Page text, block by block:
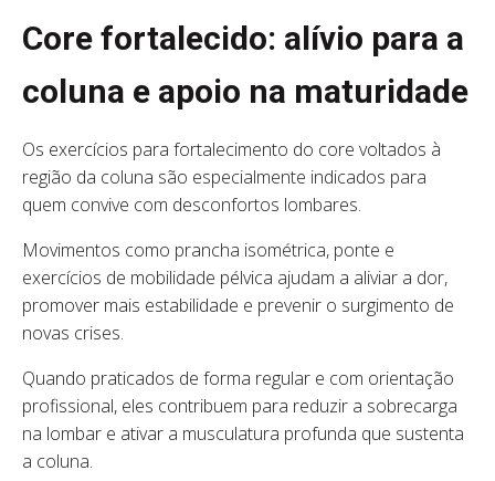
Core fortalecido: alívio para a
coluna e apoio na maturidade
Os exercícios para fortalecimento do core voltados à
região da coluna são especialmente indicados para
quem convive com desconfortos lombares.
Movimentos como prancha isométrica, ponte e
exercícios de mobilidade pélvica ajudam a aliviar a dor,
promover mais estabilidade e prevenir o surgimento de
novas crises.
Quando praticados de forma regular e com orientação
profissional, eles contribuem para reduzir a sobrecarga
na lombar e ativar a musculatura profunda que sustenta
a coluna.